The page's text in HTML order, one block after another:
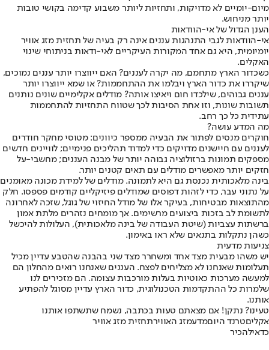
מיום-יומיים לא מדויקות, ותחזיות ליותר משבוע קדימה בקושי טובות
יותר מניחוש.
הענן הגדול של אי-הוודאות
אי-הוודאות לגבי התנהגות עננים אינה רק בעיה של תחזית מזג אוויר
יומיומית, היא גם אחד המקורות העיקריים לאי-ודאות בניתוחי שינוי
האקלים.
כשכדור הארץ מתחמם, מה יקרה לעננים? האם ייווצרו יותר עננים נמוכים,
שיקררו את כדור הארץ ויבלמו את ההתחממות? או שמא ייווצרו יותר
עננים גבוהים, שילכדו חום ויאיצו אותה? מודלים אקלימיים שונים נותנים
תשובות שונות, וזו אחת הסיבות לכך שטווח התחזיות להתחממות
עתידית כל כך רחב.
מה המדע עושה?
חוקרים מנסים לפתור את הבעיה ממספר כיוונים: מטוסי מחקר חודרים
לעננים עם חיישנים מדויקים כדי למדוד תהליכים פנימיים; לוויינים חדשים
מספקים תמונות ברזולוציה גבוהה יותר של מבנה העננים; מחשבי-על
חזקים יותר מאפשרים מודלים עם תאים קטנים יותר.
בינה מלאכותית נכנסת גם היא לתמונה. מודלים של למידת מכונה מאומנים
על נתוני עבר, כדי לזהות דפוסים שמודלים פיזיקליים קודמים פספסו. חלק
מהתוצאות מבטיחות, בעיקר אלו של מודל החיזוי של גוגל, שזכה לאחרונה
לתשומת לב בזכות ביצועים מרשימים. אך מומחים נזהרים מלתת אמון
ברשתות עצביות (שיטת העבודה של בינה מלאכותית), העלולות להיכשל
כשהן נתקלות בתנאים שלא ראו באימון.
צניעות מדעית
יש משהו מבעית מצד אחד ומשחרר מצד שני בהבנה שהטבע עדיין מכיל
תעלומות שאנחנו לא מצליחים לפצח. העננים שאנחנו רואים מהחלון הם
למעשה מערכות כאוטיות בעלות מורכבות עצומה. הם מזכירים לנו
שלמרות כל ההתקדמות הטכנולוגית, כדור הארץ עדיין מסוגל להפתיע
אותנו.
טעינו? נתקן! אם מצאתם טעות בכתבה, נשמח שתשתפו אותנו
אקליםטרנד היוםמדעמזג האווירתחזית מזג אוויר
כדאילהכיר